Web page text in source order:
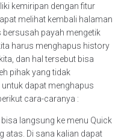
kemiripan dengan fitur
melihat kembali halaman
bersusah payah mengetik
harus menghapus history
dan hal tersebut bisa
pihak yang tidak
untuk dapat menghapus
cara-caranya :
langsung ke menu Quick
atas. Di sana kalian dapat